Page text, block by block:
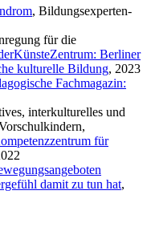
, Bildungsexperten-
für die
Berliner
kulturelle Bildung, 2023
Fachmagazin:
interkulturelles und
für
damit zu tun hat,